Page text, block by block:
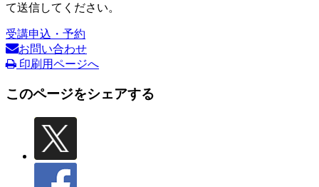
て送信してください。
受講申込・予約
お問い合わせ
印刷用ページへ
このページをシェアする